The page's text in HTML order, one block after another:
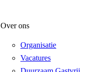
Over ons
Organisatie
Vacatures